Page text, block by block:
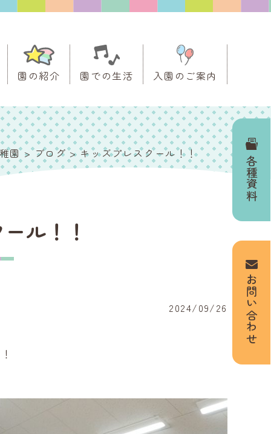
園の紹介 園での生活 入園のご案内
各種資料
お問い合わせ
園>ブログ>キッズプレスクール！！
ル！！
2024/09/26